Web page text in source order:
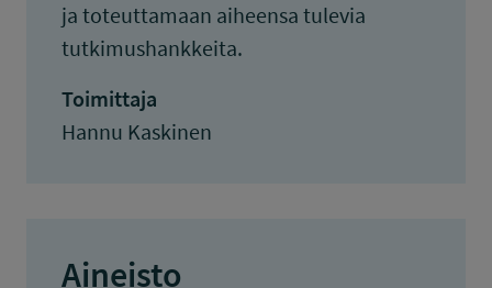
ja toteuttamaan aiheensa tulevia
tutkimushankkeita.
Toimittaja
Hannu Kaskinen
Aineisto